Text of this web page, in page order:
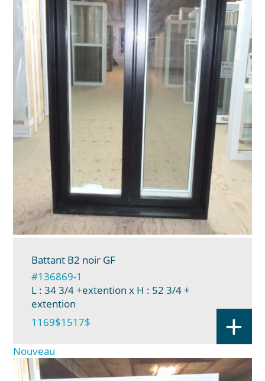
Battant B2 noir GF
#136869-1
L : 34 3/4 +extention x H : 52 3/4 +
extention
1169$1517$ +
Nouveau